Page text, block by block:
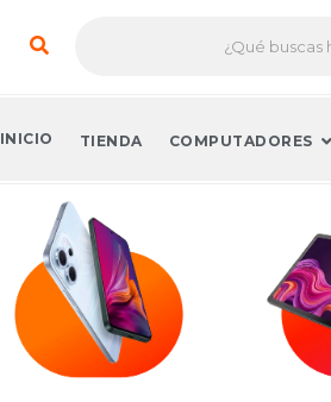
INICIO TIENDA COMPUTADORES